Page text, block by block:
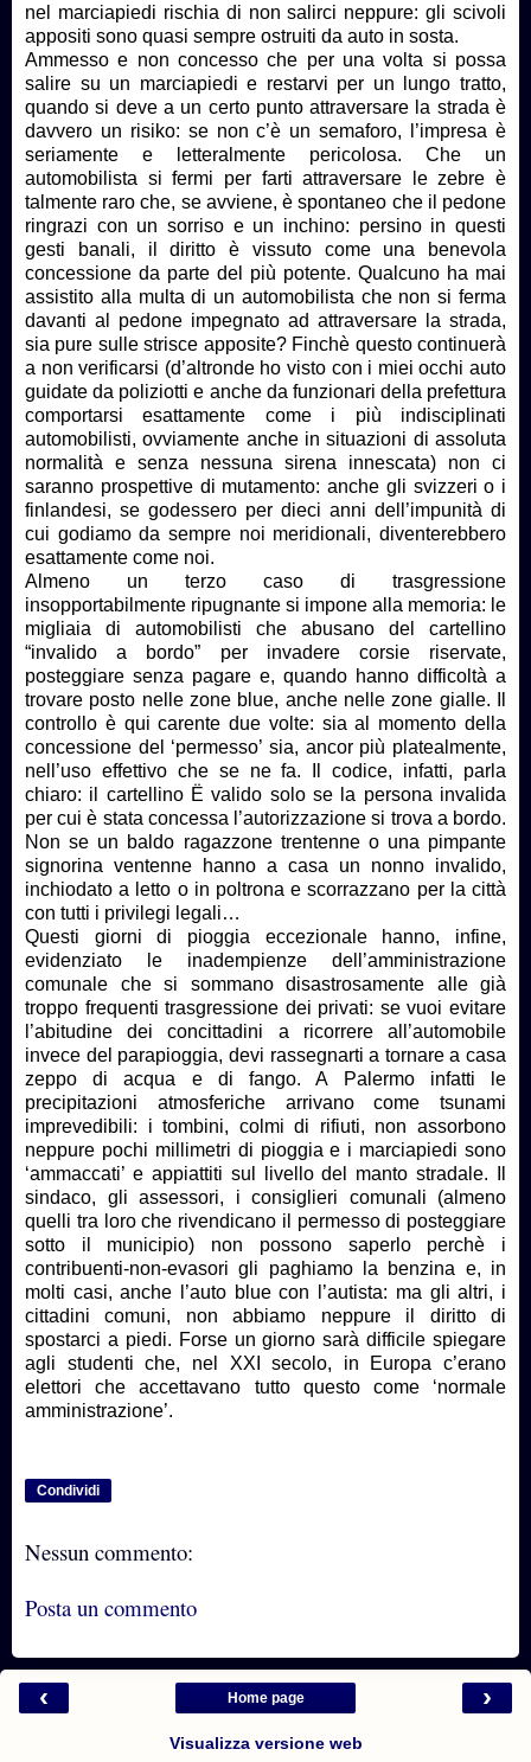
nel marciapiedi rischia di non salirci neppure: gli scivoli
appositi sono quasi sempre ostruiti da auto in sosta.
Ammesso e non concesso che per una volta si possa
salire su un marciapiedi e restarvi per un lungo tratto,
quando si deve a un certo punto attraversare la strada è
davvero un risiko: se non c’è un semaforo, l’impresa è
seriamente e letteralmente pericolosa. Che un
automobilista si fermi per farti attraversare le zebre è
talmente raro che, se avviene, è spontaneo che il pedone
ringrazi con un sorriso e un inchino: persino in questi
gesti banali, il diritto è vissuto come una benevola
concessione da parte del più potente. Qualcuno ha mai
assistito alla multa di un automobilista che non si ferma
davanti al pedone impegnato ad attraversare la strada,
sia pure sulle strisce apposite? Finchè questo continuerà
a non verificarsi (d’altronde ho visto con i miei occhi auto
guidate da poliziotti e anche da funzionari della prefettura
comportarsi esattamente come i più indisciplinati
automobilisti, ovviamente anche in situazioni di assoluta
normalità e senza nessuna sirena innescata) non ci
saranno prospettive di mutamento: anche gli svizzeri o i
finlandesi, se godessero per dieci anni dell’impunità di
cui godiamo da sempre noi meridionali, diventerebbero
esattamente come noi.
Almeno un terzo caso di trasgressione
insopportabilmente ripugnante si impone alla memoria: le
migliaia di automobilisti che abusano del cartellino
“invalido a bordo” per invadere corsie riservate,
posteggiare senza pagare e, quando hanno difficoltà a
trovare posto nelle zone blue, anche nelle zone gialle. Il
controllo è qui carente due volte: sia al momento della
concessione del ‘permesso’ sia, ancor più platealmente,
nell’uso effettivo che se ne fa. Il codice, infatti, parla
chiaro: il cartellino Ë valido solo se la persona invalida
per cui è stata concessa l’autorizzazione si trova a bordo.
Non se un baldo ragazzone trentenne o una pimpante
signorina ventenne hanno a casa un nonno invalido,
inchiodato a letto o in poltrona e scorrazzano per la città
con tutti i privilegi legali…
Questi giorni di pioggia eccezionale hanno, infine,
evidenziato le inadempienze dell’amministrazione
comunale che si sommano disastrosamente alle già
troppo frequenti trasgressione dei privati: se vuoi evitare
l’abitudine dei concittadini a ricorrere all’automobile
invece del parapioggia, devi rassegnarti a tornare a casa
zeppo di acqua e di fango. A Palermo infatti le
precipitazioni atmosferiche arrivano come tsunami
imprevedibili: i tombini, colmi di rifiuti, non assorbono
neppure pochi millimetri di pioggia e i marciapiedi sono
‘ammaccati’ e appiattiti sul livello del manto stradale. Il
sindaco, gli assessori, i consiglieri comunali (almeno
quelli tra loro che rivendicano il permesso di posteggiare
sotto il municipio) non possono saperlo perchè i
contribuenti-non-evasori gli paghiamo la benzina e, in
molti casi, anche l’auto blue con l’autista: ma gli altri, i
cittadini comuni, non abbiamo neppure il diritto di
spostarci a piedi. Forse un giorno sarà difficile spiegare
agli studenti che, nel XXI secolo, in Europa c’erano
elettori che accettavano tutto questo come ‘normale
amministrazione’.
Condividi
Nessun commento:
Posta un commento
‹ ›
Home page
Visualizza versione web